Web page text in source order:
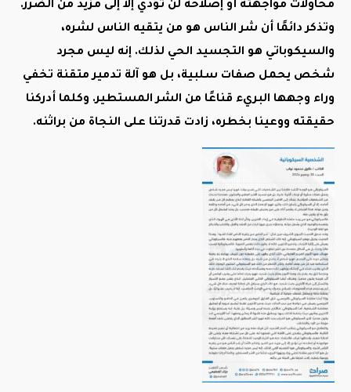
محاولات مواجهته أو إصلاحه لن تؤدي إلا إلى مزيد من الضرر.
وتذكر دائمًا أن شر الناس هو من يتقيه الناس لشره،
والسيكوباتي هو التجسيد الحي لذلك. إنه ليس مجرد
شخص يحمل صفات سلبية، بل هو آلة تدمير متقنة تخفي
وراء وجهها البريء قناعًا من الشر المستطير. وكلما أدركنا
حقيقته ووعينا بخطره، زادت قدرتنا على النجاة من براثنه.